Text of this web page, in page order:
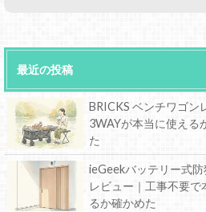
最近の投稿
BRICKS ベンチワゴン
3WAYが本当に使える
た
ieGeekバッテリー式防
レビュー｜工事不要で
るか確かめた